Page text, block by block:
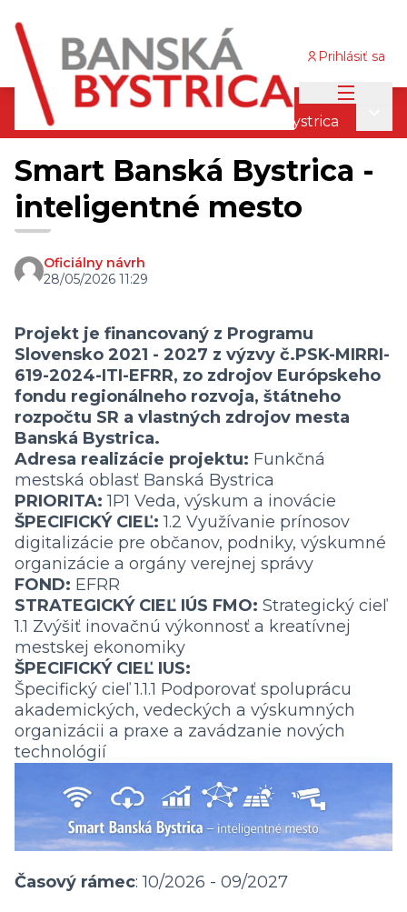
Prihlásiť sa
Projektové zámery IÚS FMO BB /
Projektové zámery IÚS FMO Banská Bystrica
Smart Banská Bystrica -
inteligentné mesto
Oficiálny návrh
28/05/2026 11:29
Projekt je financovaný z Programu
Slovensko 2021 - 2027 z výzvy č.PSK-MIRRI-
619-2024-ITI-EFRR, zo zdrojov Európskeho
fondu regionálneho rozvoja, štátneho
rozpočtu SR a vlastných zdrojov mesta
Banská Bystrica.
Adresa realizácie projektu: Funkčná
mestská oblasť Banská Bystrica
PRIORITA:1P1 Veda, výskum a inovácie
ŠPECIFICKÝ CIEĽ:1.2 Využívanie prínosov
digitalizácie pre občanov, podniky, výskumné
organizácie a orgány verejnej správy
FOND: EFRR
STRATEGICKÝ CIEĽ IÚS FMO: Strategický cieľ
1.1 Zvýšiť inovačnú výkonnosť a kreatívnej
mestskej ekonomiky
ŠPECIFICKÝ CIEĽ IUS:
Špecifický cieľ 1.1.1 Podporovať spoluprácu
akademických, vedeckých a výskumných
organizácii a praxe a zavádzanie nových
technológií
Časový rámec: 10/2026 - 09/2027